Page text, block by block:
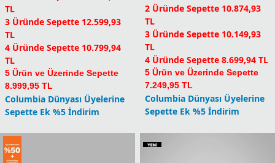
TL
3 Üründe Sepette 12.599,93
TL
4 Üründe Sepette 10.799,94
TL
5 Ürün ve Üzerinde Sepette
8.999,95 TL
Columbia Dünyası Üyelerine
Sepette Ek %5 İndirim
2 Üründe Sepette 10.874,93
TL
3 Üründe Sepette 10.149,93
TL
4 Üründe Sepette 8.699,94 TL
5 Ürün ve Üzerinde Sepette
7.249,95 TL
Columbia Dünyası Üyelerine
Sepette Ek %5 İndirim